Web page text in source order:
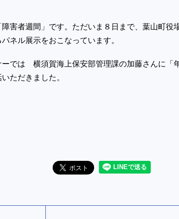
害者週間」です。ただいま８日まで、葉山町役
ネル展示をおこなっています。
では 横須賀海上保安部管理課の加藤さんに「
ただきました。